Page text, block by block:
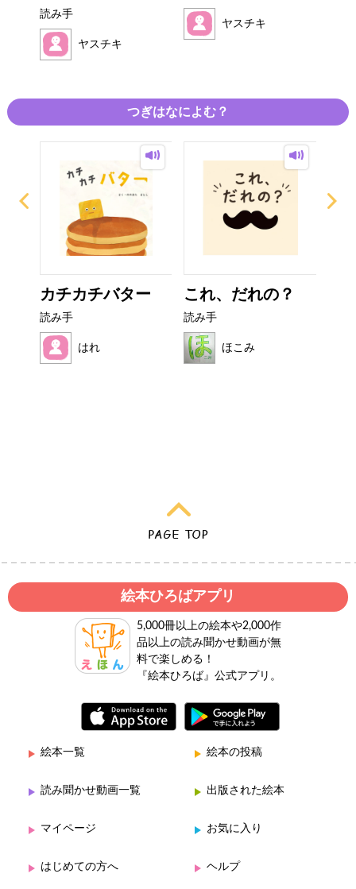
読み手
ヤスチキ
ヤスチキ
つぎはなによむ？
カチカチバター
読み手
はれ
これ、だれの？
読み手
ほこみ
絵本ひろばアプリ
5,000冊以上の絵本や2,000作
品以上の読み聞かせ動画が無
料で楽しめる！
『絵本ひろば』公式アプリ。
絵本一覧 絵本の投稿
読み聞かせ動画一覧 出版された絵本
マイページ お気に入り
はじめての方へ ヘルプ